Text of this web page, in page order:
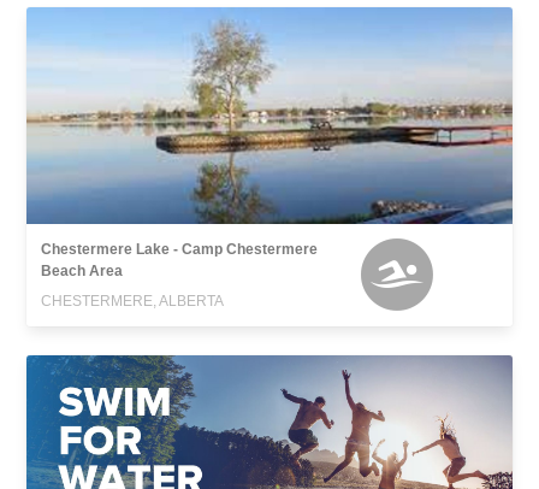
Chestermere Lake - Camp Chestermere
Beach Area
CHESTERMERE, ALBERTA